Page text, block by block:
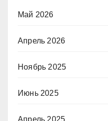
Май 2026
Апрель 2026
Ноябрь 2025
Июнь 2025
Апрель 2025